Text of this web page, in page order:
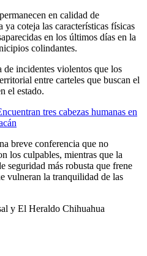
en calidad de
ya coteja las características físicas
en los últimos días en la
colindantes.
de incidentes violentos que los
entre carteles que buscan el
el estado.
tres cabezas humanas en
breve conferencia que no
los culpables, mientras que la
seguridad más robusta que frene
vulneran la tranquilidad de las
y El Heraldo Chihuahua